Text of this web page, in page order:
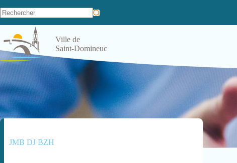
Ville de
Saint-Domineuc
JMB DJ BZH